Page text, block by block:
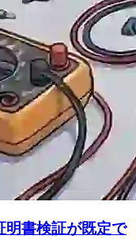
明書検証が既定で